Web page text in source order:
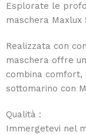
Esplorate le
maschera Maxlux
Realizzata con
maschera offre
combina comfort,
sottomarino con
Qualità :
Immergetevi nel